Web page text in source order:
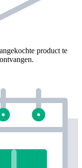
product te